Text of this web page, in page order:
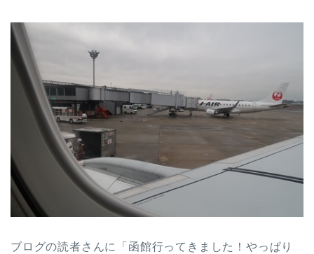
ブログの読者さんに「函館行ってきました！やっぱり